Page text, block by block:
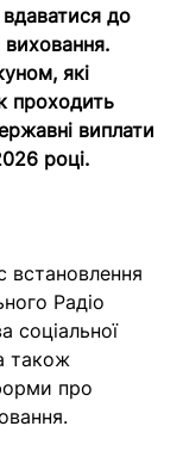
вдаватися до
виховання.
які
проходить
виплати
році.
встановлення
Радіо
соціальної
також
про